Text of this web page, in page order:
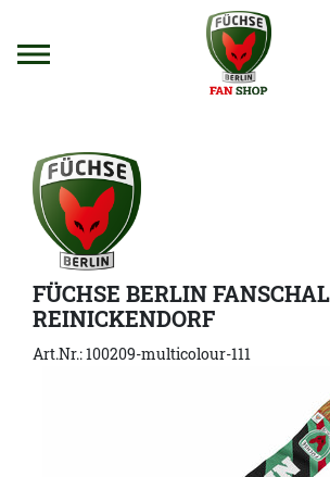
FÜCHSE BERLIN FANSCHAL
REINICKENDORF
Art.Nr.: 100209-multicolour-111